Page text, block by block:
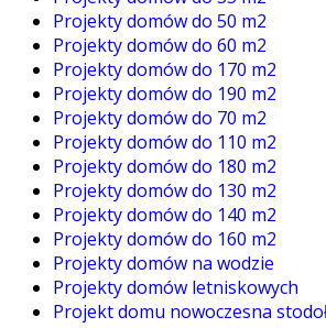
Projekty domów do 50 m2
Projekty domów do 60 m2
Projekty domów do 170 m2
Projekty domów do 190 m2
Projekty domów do 70 m2
Projekty domów do 110 m2
Projekty domów do 180 m2
Projekty domów do 130 m2
Projekty domów do 140 m2
Projekty domów do 160 m2
Projekty domów na wodzie
Projekty domów letniskowych
Projekt domu nowoczesna